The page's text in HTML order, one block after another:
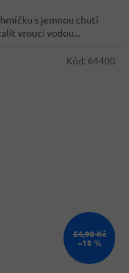
s jemnou chutí
vroucí vodou...
54,90 Kč
–18 %
Kód: 64400